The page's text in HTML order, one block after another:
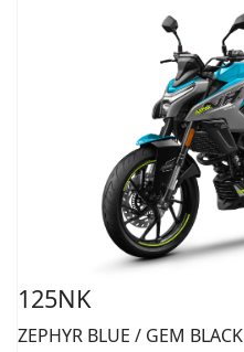
125NK
ZEPHYR BLUE / GEM BLACK